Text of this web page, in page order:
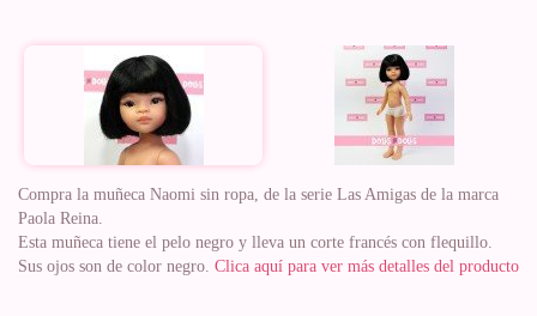
Compra la muñeca Naomi sin ropa, de la serie Las Amigas de la marca
Paola Reina.
Esta muñeca tiene el pelo negro y lleva un corte francés con flequillo.
Sus ojos son de color negro. Clica aquí para ver más detalles del producto